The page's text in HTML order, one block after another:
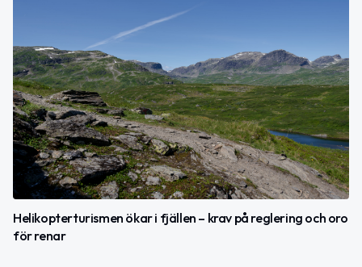
Helikopterturismen ökar i fjällen – krav på reglering och oro
för renar